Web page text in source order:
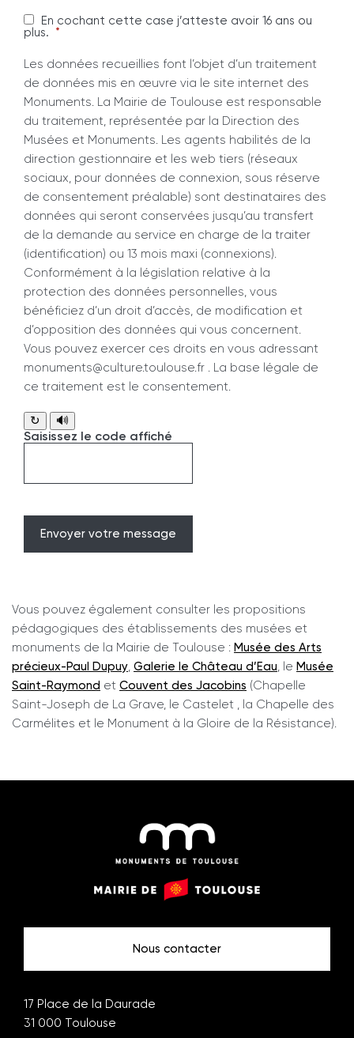
En cochant cette case j’atteste avoir 16 ans ou
plus. *
Les données recueillies font l’objet d’un traitement
de données mis en œuvre via le site internet des
Monuments. La Mairie de Toulouse est responsable
du traitement, représentée par la Direction des
Musées et Monuments. Les agents habilités de la
direction gestionnaire et les web tiers (réseaux
sociaux, pour données de connexion, sous réserve
de consentement préalable) sont destinataires des
données qui seront conservées jusqu’au transfert
de la demande au service en charge de la traiter
(identification) ou 13 mois maxi (connexions).
Conformément à la législation relative à la
protection des données personnelles, vous
bénéficiez d’un droit d’accès, de modification et
d’opposition des données qui vous concernent.
Vous pouvez exercer ces droits en vous adressant
monuments@culture.toulouse.fr . La base légale de
ce traitement est le consentement.
↻ 🔊
Saisissez le code affiché
Vous pouvez également consulter les propositions
pédagogiques des établissements des musées et
monuments de la Mairie de Toulouse : Musée des Arts
précieux-Paul Dupuy, Galerie le Château d’Eau, le Musée
Saint-Raymond et Couvent des Jacobins (Chapelle
Saint-Joseph de La Grave, le Castelet , la Chapelle des
Carmélites et le Monument à la Gloire de la Résistance).
Monuments Mairie
Nous contacter
17 Place de la Daurade
31 000 Toulouse